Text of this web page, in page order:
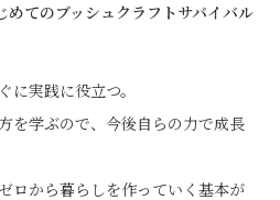
めてのブッシュクラフトサバイバル
に実践に役立つ。
を学ぶので、今後自らの力で成長
ロから暮らしを作っていく基本が